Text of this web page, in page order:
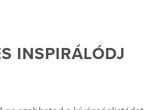
INSPIRÁLÓDJ